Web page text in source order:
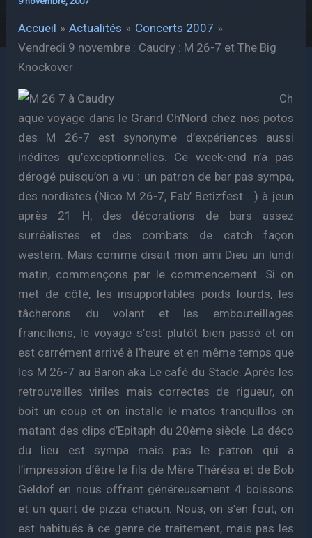
Accueil Actualités
Concerts 2007
Vendredi 9 novembre : Caudry : M 26-7 et The Big
Knockover
Ch
aque voyage dans le Grand Ch’Nord chez nos potos
des M 26-7 est synonyme d’expériences aussi
inédites qu’exceptionnelles. Ce week-end n’a pas
dérogé puisqu’on a vu : un patron de bar pas sympa,
des nordistes (Nico M 26-7, Fab’ Betizfest …) à jeun
après 21 H, des décorations de bars assez
surréalistes et des combats de catch façon
western. Mais comme disait mon ami Dieu un lundi
matin, commençons par le commencement. Si on
met de côté, les insupportables poids lourds, les
tâcherons du volant et les embouteillages
franciliens, le voyage s’est plutôt bien passé et on
est carrément arrivé à l’heure et en même temps que
les M 26-7 au Baron aka Le café du Stade. Après les
retrouvailles viriles mais correctes de rigueur, on
boit un coup et on installe le matos tranquillos en
matant des clips d’Epitaph du 20ème siècle. La déco
du lieu est sympa mais pas le patron qui a
l’impression d’être le fils de Mère Thérésa et de Bob
Geldof en nous offrant généreusement 4 boissons
et un quart de pizza chacun. Nous, on s’en fout, on
est habitués à ce genre de traitement, mais pas les